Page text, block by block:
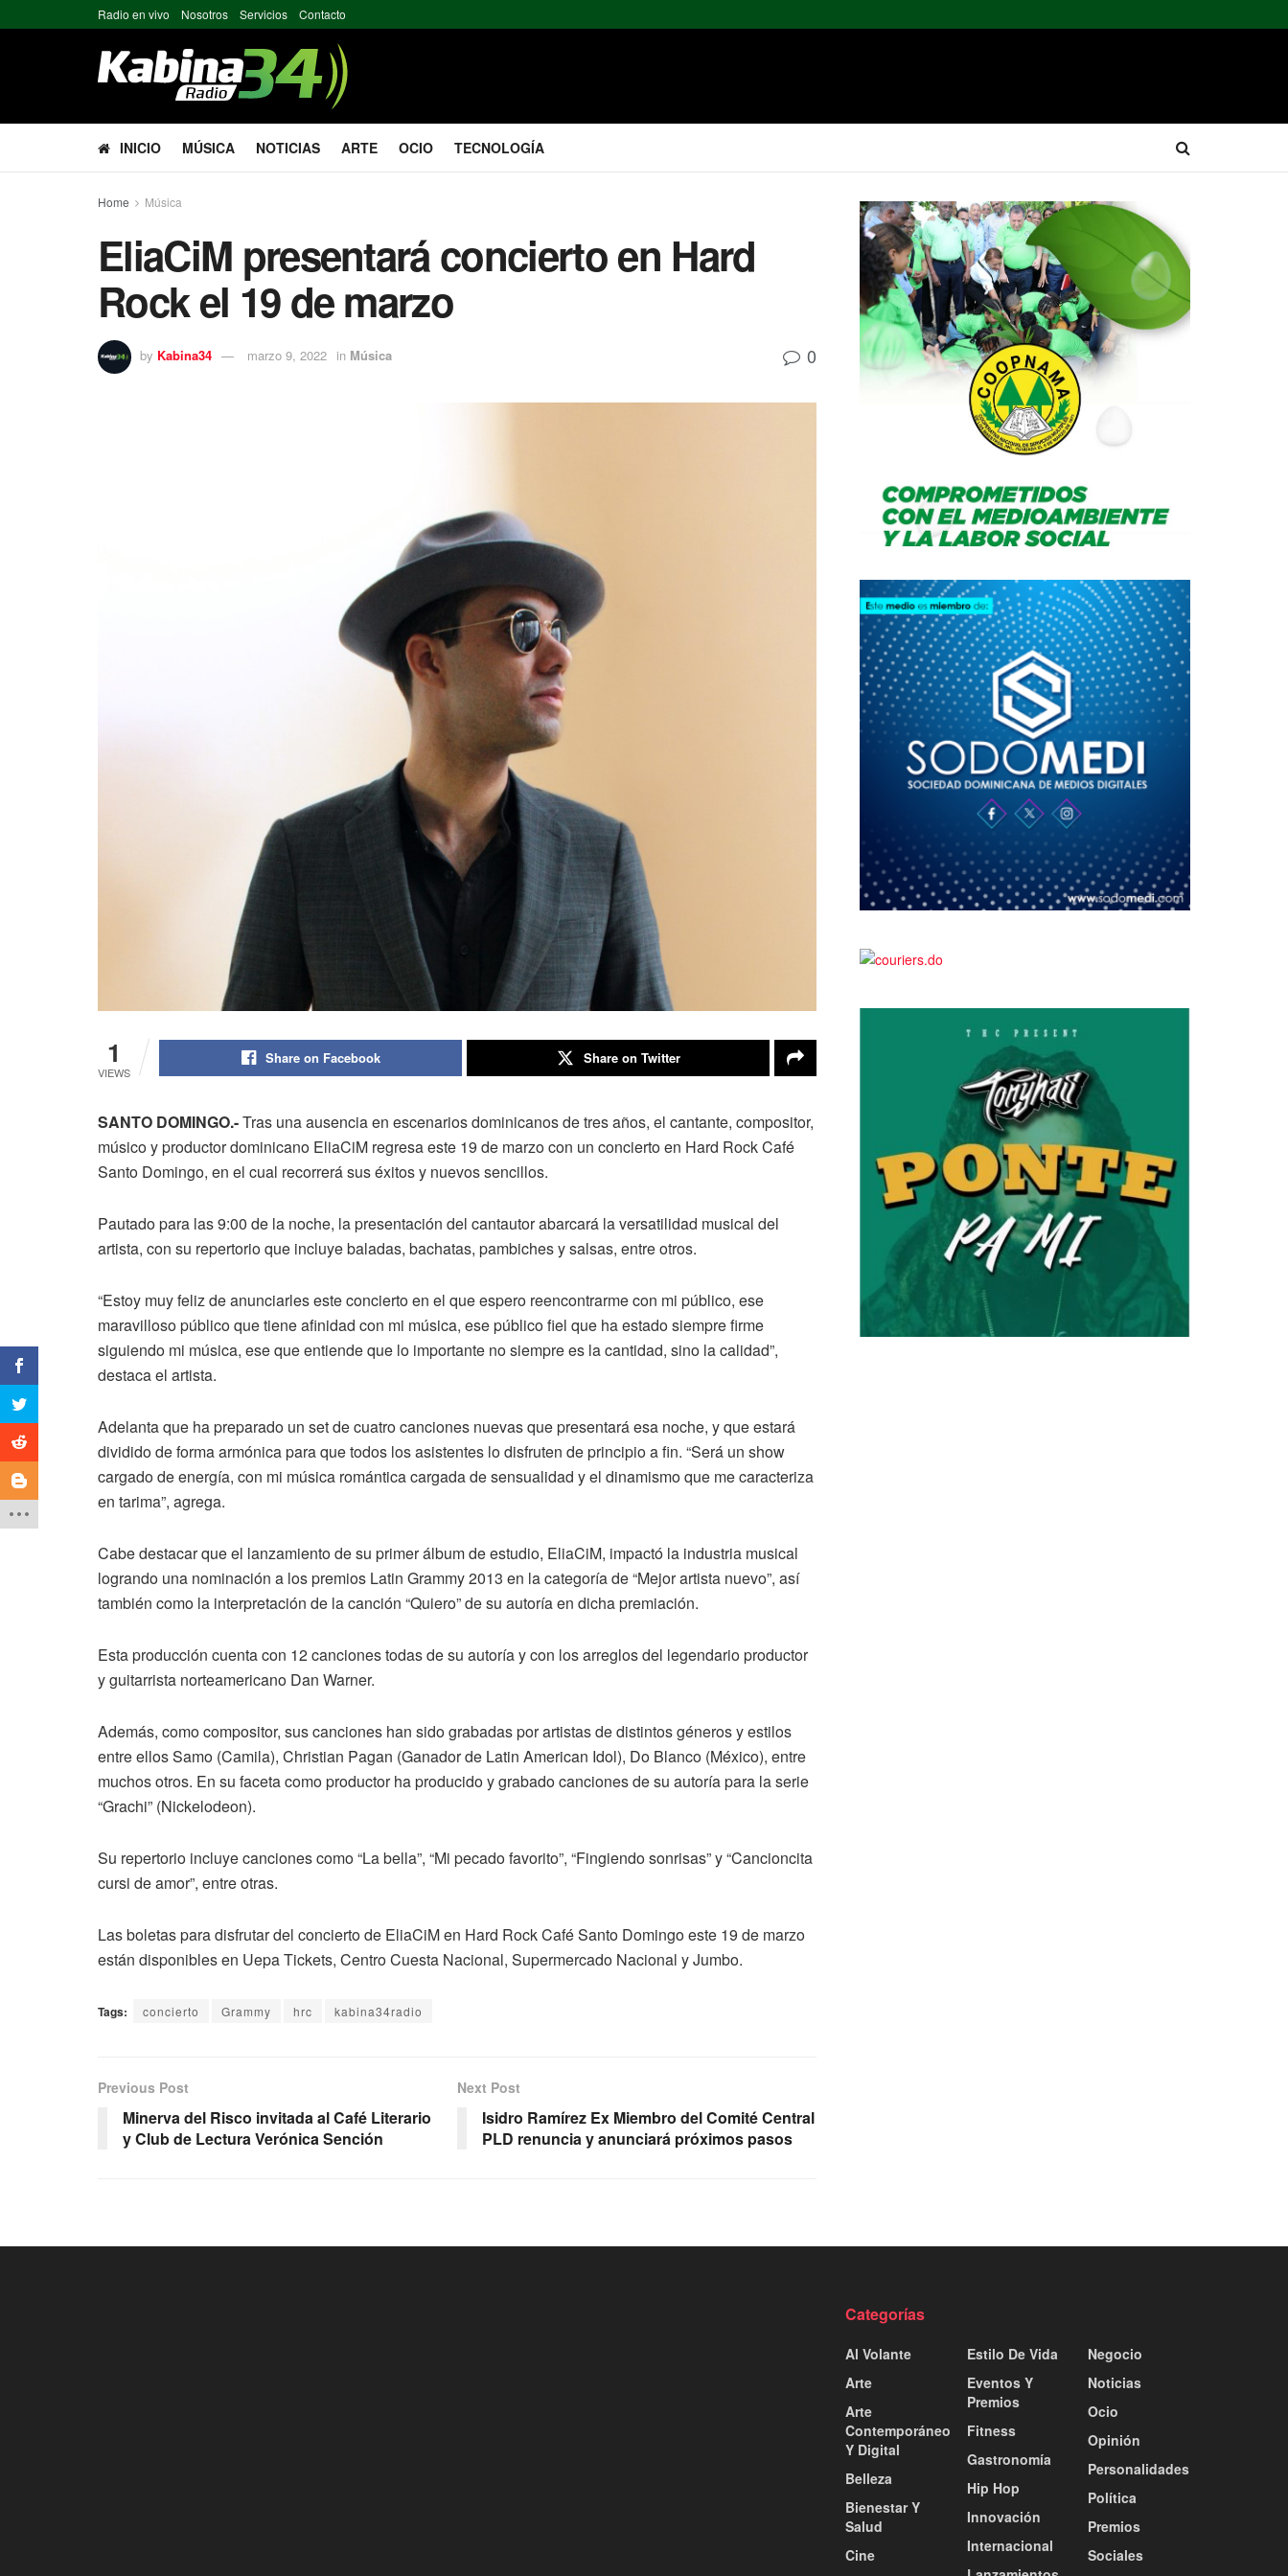
Radio en vivo Nosotros Servicios Contacto
INICIO MÚSICA NOTICIAS ARTE OCIO TECNOLOGÍA
Home Música
EliaCiM presentará concierto en Hard
Rock el 19 de marzo
by Kabina34 marzo 9, 2022 in Música 0
1
VIEWS
Share on Facebook Share on Twitter
SANTO DOMINGO.-Tras una ausencia en escenarios dominicanos de tres años, el cantante, compositor,
músico y productor dominicano EliaCiM regresa este 19 de marzo con un concierto en Hard Rock Café
Santo Domingo, en el cual recorrerá sus éxitos y nuevos sencillos.
Pautado para las 9:00 de la noche, la presentación del cantautor abarcará la versatilidad musical del
artista, con su repertorio que incluye baladas, bachatas, pambiches y salsas, entre otros.
“Estoy muy feliz de anunciarles este concierto en el que espero reencontrarme con mi público, ese
maravilloso público que tiene afinidad con mi música, ese público fiel que ha estado siempre firme
siguiendo mi música, ese que entiende que lo importante no siempre es la cantidad, sino la calidad”,
destaca el artista.
Adelanta que ha preparado un set de cuatro canciones nuevas que presentará esa noche, y que estará
dividido de forma armónica para que todos los asistentes lo disfruten de principio a fin. “Será un show
cargado de energía, con mi música romántica cargada de sensualidad y el dinamismo que me caracteriza
en tarima”, agrega.
Cabe destacar que el lanzamiento de su primer álbum de estudio, EliaCiM, impactó la industria musical
logrando una nominación a los premios Latin Grammy 2013 en la categoría de “Mejor artista nuevo”, así
también como la interpretación de la canción “Quiero” de su autoría en dicha premiación.
Esta producción cuenta con 12 canciones todas de su autoría y con los arreglos del legendario productor
y guitarrista norteamericano Dan Warner.
Además, como compositor, sus canciones han sido grabadas por artistas de distintos géneros y estilos
entre ellos Samo (Camila), Christian Pagan (Ganador de Latin American Idol), Do Blanco (México), entre
muchos otros. En su faceta como productor ha producido y grabado canciones de su autoría para la serie
“Grachi” (Nickelodeon).
Su repertorio incluye canciones como “La bella”, “Mi pecado favorito”, “Fingiendo sonrisas” y “Cancioncita
cursi de amor”, entre otras.
Las boletas para disfrutar del concierto de EliaCiM en Hard Rock Café Santo Domingo este 19 de marzo
están disponibles en Uepa Tickets, Centro Cuesta Nacional, Supermercado Nacional y Jumbo.
Tags: concierto Grammy hrc kabina34radio
Previous Post
Minerva del Risco invitada al Café Literario
y Club de Lectura Verónica Sención
Next Post
Isidro Ramírez Ex Miembro del Comité Central
PLD renuncia y anunciará próximos pasos
Categorías
Al Volante
Arte
Arte
Contemporáneo
Y Digital
Belleza
Bienestar Y
Salud
Cine
Estilo De Vida
Eventos Y
Premios
Fitness
Gastronomía
Hip Hop
Innovación
Internacional
Negocio
Noticias
Ocio
Opinión
Personalidades
Política
Premios
Sociales